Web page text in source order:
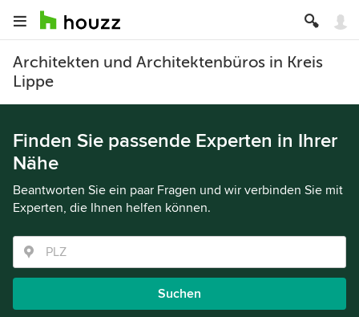
Architekten und Architektenbüros in Kreis
Lippe
Finden Sie passende Experten in Ihrer
Nähe
Beantworten Sie ein paar Fragen und wir verbinden Sie mit
Experten, die Ihnen helfen können.
Suchen